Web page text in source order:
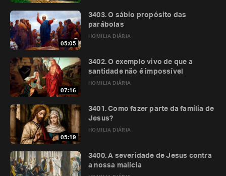
05:05
HOMILIA DIÁRIA
3403. O sábio propósito das
parábolas
07:16
HOMILIA DIÁRIA
3402. O exemplo vivo de que a
santidade não é impossível
05:19
HOMILIA DIÁRIA
3401. Como fazer parte da família de
Jesus?
3400. A severidade de Jesus contra
a nossa malícia